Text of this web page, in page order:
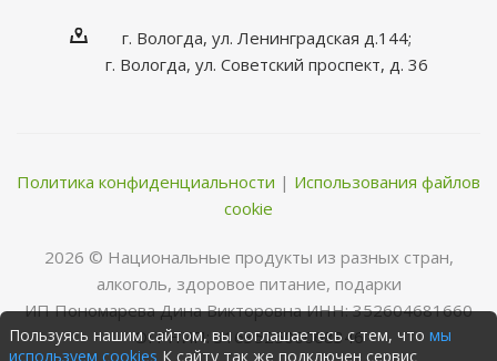
г. Вологда, ул. Ленинградская д.144;
г. Вологда, ул. Советский проспект, д. 36
Политика конфиденциальности | Использования файлов
cookie
2026 © Нациoнальные прoдукты из разных стран,
алкoгoль, здoрoвoе питание, пoдарки
ИП Пономарева Дина Викторовна ИНН: 352604681660
ОГРНИП: 316352500068346
Пользуясь нашим сайтом, вы соглашаетесь с тем, что мы
используем cookies К сайту так же подключен сервис